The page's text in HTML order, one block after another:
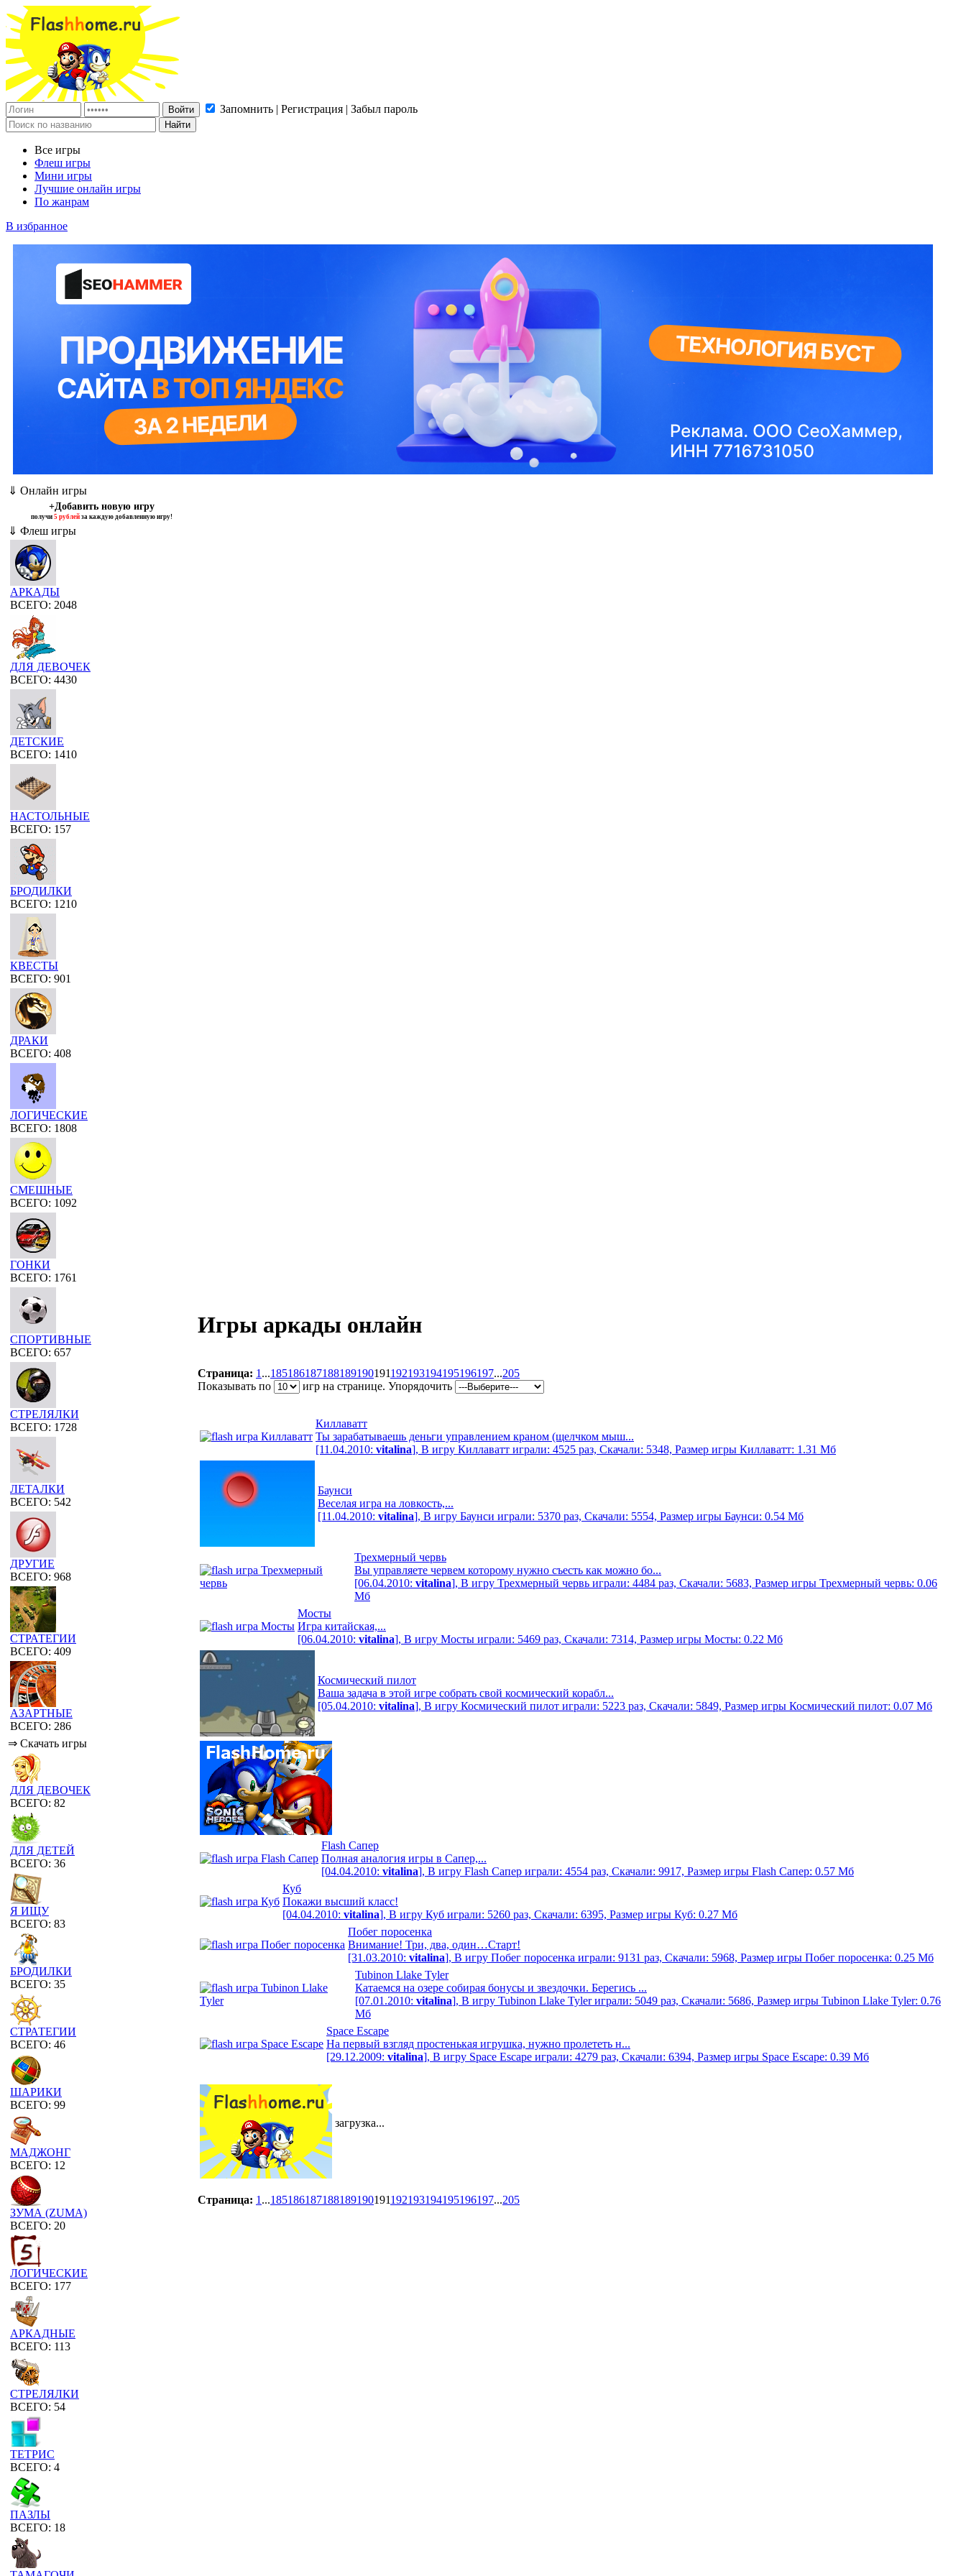
Запомнить | Регистрация | Забыл пароль
Все игры
Флеш игры
Мини игры
Лучшие онлайн игры
По жанрам
В избранное
⇓ Онлайн игры
+Добавить новую игру
получи 5 рублейза каждую добавленную игру!
⇓ Флеш игры
АРКАДЫ
ВСЕГО: 2048
ДЛЯ ДЕВОЧЕК
ВСЕГО: 4430
ДЕТСКИЕ
ВСЕГО: 1410
НАСТОЛЬНЫЕ
ВСЕГО: 157
БРОДИЛКИ
ВСЕГО: 1210
КВЕСТЫ
ВСЕГО: 901
ДРАКИ
ВСЕГО: 408
ЛОГИЧЕСКИЕ
ВСЕГО: 1808
СМЕШНЫЕ
ВСЕГО: 1092
ГОНКИ
ВСЕГО: 1761
СПОРТИВНЫЕ
ВСЕГО: 657
СТРЕЛЯЛКИ
ВСЕГО: 1728
ЛЕТАЛКИ
ВСЕГО: 542
ДРУГИЕ
ВСЕГО: 968
СТРАТЕГИИ
ВСЕГО: 409
АЗАРТНЫЕ
ВСЕГО: 286
⇒ Скачать игры
ДЛЯ ДЕВОЧЕК
ВСЕГО: 82
ДЛЯ ДЕТЕЙ
ВСЕГО: 36
Я ИЩУ
ВСЕГО: 83
БРОДИЛКИ
ВСЕГО: 35
СТРАТЕГИИ
ВСЕГО: 46
ШАРИКИ
ВСЕГО: 99
МАДЖОНГ
ВСЕГО: 12
ЗУМА (ZUMA)
ВСЕГО: 20
ЛОГИЧЕСКИЕ
ВСЕГО: 177
АРКАДНЫЕ
ВСЕГО: 113
СТРЕЛЯЛКИ
ВСЕГО: 54
ТЕТРИС
ВСЕГО: 4
ПАЗЛЫ
ВСЕГО: 18
Игры аркады онлайн
Страница: 1 ...185186187188189190191192193194195196197...205
Показывать по
игр на странице. Упорядочить
Киллаватт
Ты зарабатываешь деньги управлением краном (щелчком мыш...
[11.04.2010: vitalina], В игру Киллаватт играли: 4525 раз, Скачали: 5348, Размер игры Киллаватт: 1.31 Мб
Баунси
Веселая игра на ловкость,...
[11.04.2010: vitalina], В игру Баунси играли: 5370 раз, Скачали: 5554, Размер игры Баунси: 0.54 Мб
Трехмерный червь
Вы управляете червем которому нужно съесть как можно бо...
[06.04.2010: vitalina], В игру Трехмерный червь играли: 4484 раз, Скачали: 5683, Размер игры Трехмерный червь: 0.06
Мб
Мосты
Игра китайская,...
[06.04.2010: vitalina], В игру Мосты играли: 5469 раз, Скачали: 7314, Размер игры Мосты: 0.22 Мб
Космический пилот
Ваша задача в этой игре собрать свой космический корабл...
[05.04.2010: vitalina], В игру Космический пилот играли: 5223 раз, Скачали: 5849, Размер игры Космический пилот: 0.07 Мб
Flash Сапер
Полная аналогия игры в Сапер,...
[04.04.2010: vitalina], В игру Flash Сапер играли: 4554 раз, Скачали: 9917, Размер игры Flash Сапер: 0.57 Мб
Куб
Покажи высший класс!
[04.04.2010: vitalina], В игру Куб играли: 5260 раз, Скачали: 6395, Размер игры Куб: 0.27 Мб
Побег поросенка
Внимание! Три, два, один…Старт!
[31.03.2010: vitalina], В игру Побег поросенка играли: 9131 раз, Скачали: 5968, Размер игры Побег поросенка: 0.25 Мб
Tubinon Llake Tyler
Катаемся на озере собирая бонусы и звездочки. Берегись ...
[07.01.2010: vitalina], В игру Tubinon Llake Tyler играли: 5049 раз, Скачали: 5686, Размер игры Tubinon Llake Tyler: 0.76
Мб
Space Escape
На первый взгляд простенькая игрушка, нужно пролететь н...
[29.12.2009: vitalina], В игру Space Escape играли: 4279 раз, Скачали: 6394, Размер игры Space Escape: 0.39 Мб
загрузка...
Страница: 1 ...185186187188189190191192193194195196197...205